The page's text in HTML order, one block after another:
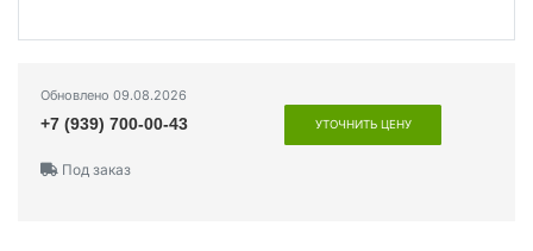
Обновлено 09.08.2026
+7 (939) 700-00-43 УТОЧНИТЬ ЦЕНУ
Под заказ